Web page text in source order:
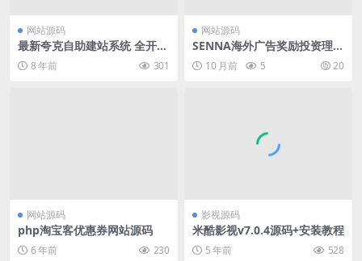
网站源码
最新夸克自助建站系统 全开源
无后门
8 年前 301
网站源码
SENNA海外广告奖励投资理财
源码下载/附详细教程
10 月前 5 20
网站源码
php淘宝客优惠券网站源码
6 年前 230
影视源码
米酷影视v7.0.4源码+安装教程
5 年前 528